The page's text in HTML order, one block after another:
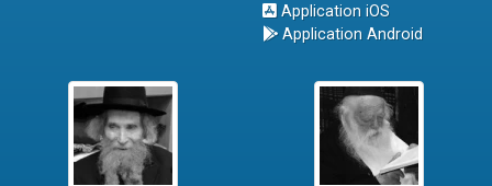
Application iOS
Application Android